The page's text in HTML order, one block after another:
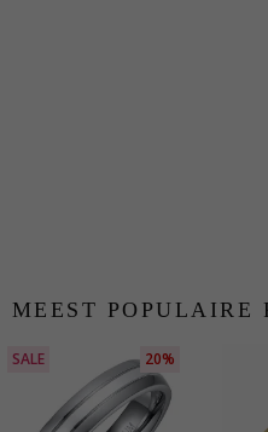
MEEST POPULAIRE
SALE 20%